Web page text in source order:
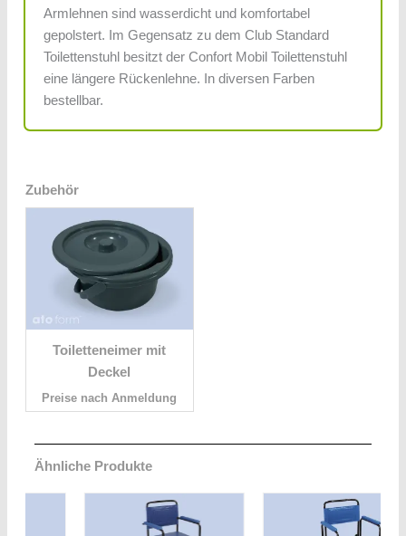
Armlehnen sind wasserdicht und komfortabel
gepolstert. Im Gegensatz zu dem Club Standard
Toilettenstuhl besitzt der Confort Mobil Toilettenstuhl
eine längere Rückenlehne. In diversen Farben
bestellbar.
Zubehör
Toiletteneimer mit
Deckel
Preise nach Anmeldung
Ähnliche Produkte